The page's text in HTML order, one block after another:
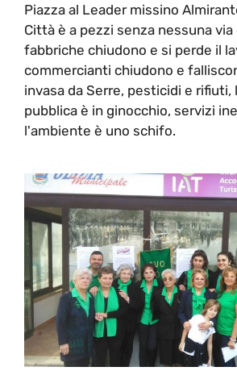
Piazza al Leader missino
Città è a pezzi senza nessuna via
fabbriche chiudono e si perde il
commercianti chiudono e
invasa da Serre, pesticidi e rifiuti,
pubblica è in ginocchio, servizi
l'ambiente è uno schifo.